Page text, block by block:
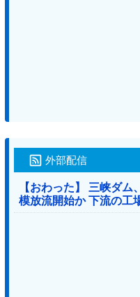
外部配信
【おわった】 三峡ダ
模放流開始か 下流の工
る